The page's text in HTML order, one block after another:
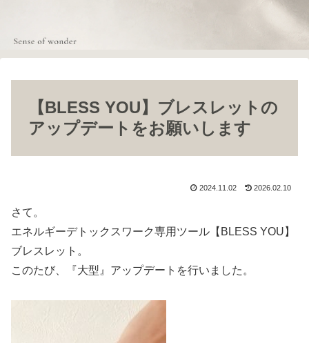
【BLESS YOU】ブレスレットの
アップデートをお願いします
2024.11.02 2026.02.10
さて。
エネルギーデトックスワーク専用ツール【BLESS YOU】
ブレスレット。
このたび、『大型』アップデートを行いました。